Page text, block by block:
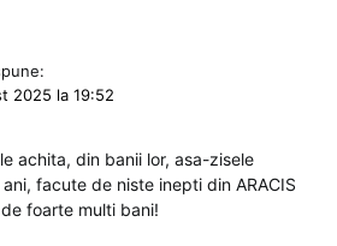
2025 la 19:52
achita, din banii lor, asa-zisele
facute de niste inepti din ARACIS
foarte multi bani!